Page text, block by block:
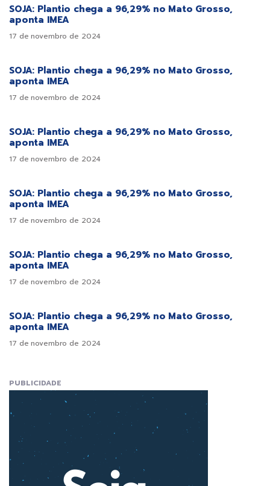
SOJA: Plantio chega a 96,29% no Mato Grosso,
aponta IMEA
17 de novembro de 2024
SOJA: Plantio chega a 96,29% no Mato Grosso,
aponta IMEA
17 de novembro de 2024
SOJA: Plantio chega a 96,29% no Mato Grosso,
aponta IMEA
17 de novembro de 2024
SOJA: Plantio chega a 96,29% no Mato Grosso,
aponta IMEA
17 de novembro de 2024
SOJA: Plantio chega a 96,29% no Mato Grosso,
aponta IMEA
17 de novembro de 2024
SOJA: Plantio chega a 96,29% no Mato Grosso,
aponta IMEA
17 de novembro de 2024